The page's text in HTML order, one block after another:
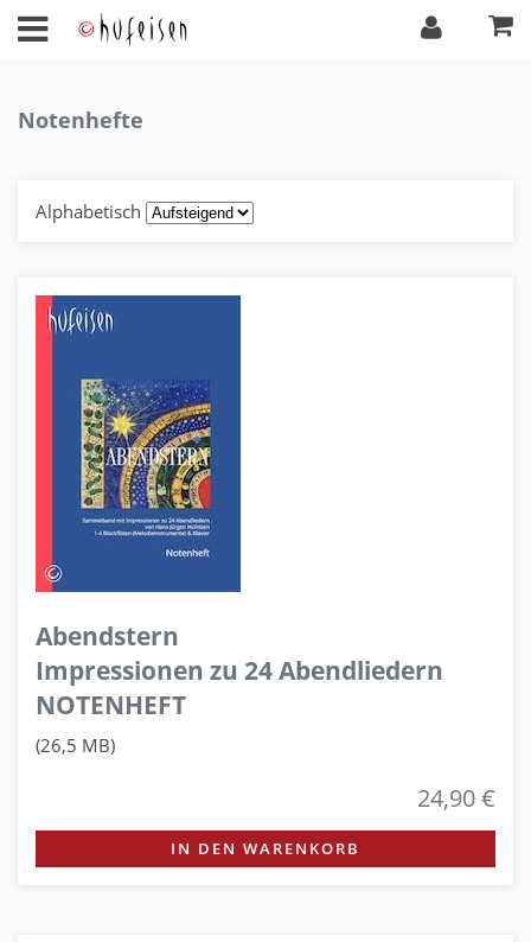
Notenhefte
Alphabetisch
Abendstern
Impressionen zu 24 Abendliedern
NOTENHEFT
(26,5 MB)
24,90 €
IN DEN WARENKORB